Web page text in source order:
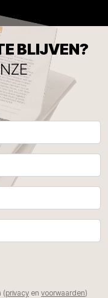
BLIJVEN?
(privacy en voorwaarden)